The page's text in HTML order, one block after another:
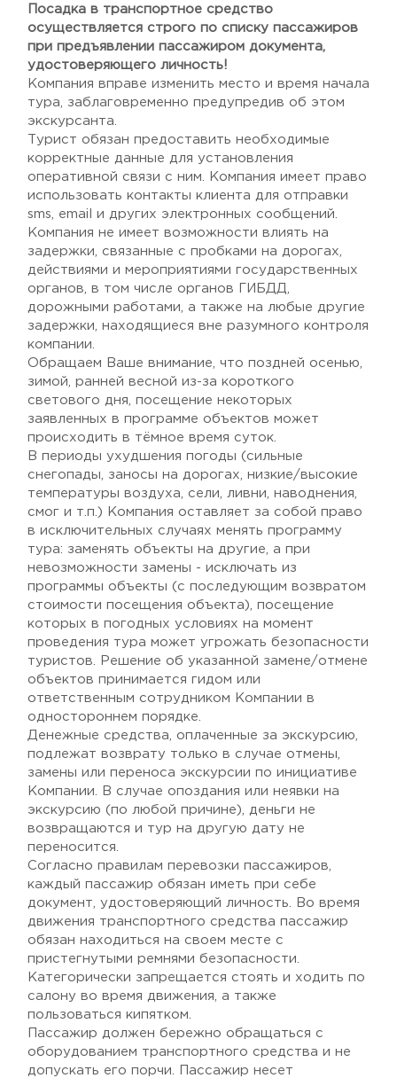
Посадка в транспортное средство
осуществляется строго по списку пассажиров
при предъявлении пассажиром документа,
удостоверяющего личность!
Компания вправе изменить место и время начала
тура, заблаговременно предупредив об этом
экскурсанта.
Турист обязан предоставить необходимые
корректные данные для установления
оперативной связи с ним. Компания имеет право
использовать контакты клиента для отправки
sms, email и других электронных сообщений.
Компания не имеет возможности влиять на
задержки, связанные с пробками на дорогах,
действиями и мероприятиями государственных
органов, в том числе органов ГИБДД,
дорожными работами, а также на любые другие
задержки, находящиеся вне разумного контроля
компании.
Обращаем Ваше внимание, что поздней осенью,
зимой, ранней весной из-за короткого
светового дня, посещение некоторых
заявленных в программе объектов может
происходить в тёмное время суток.
В периоды ухудшения погоды (сильные
снегопады, заносы на дорогах, низкие/высокие
температуры воздуха, сели, ливни, наводнения,
смог и т.п.) Компания оставляет за собой право
в исключительных случаях менять программу
тура: заменять объекты на другие, а при
невозможности замены - исключать из
программы объекты (с последующим возвратом
стоимости посещения объекта), посещение
которых в погодных условиях на момент
проведения тура может угрожать безопасности
туристов. Решение об указанной замене/отмене
объектов принимается гидом или
ответственным сотрудником Компании в
одностороннем порядке.
Денежные средства, оплаченные за экскурсию,
подлежат возврату только в случае отмены,
замены или переноса экскурсии по инициативе
Компании. В случае опоздания или неявки на
экскурсию (по любой причине), деньги не
возвращаются и тур на другую дату не
переносится.
Согласно правилам перевозки пассажиров,
каждый пассажир обязан иметь при себе
документ, удостоверяющий личность. Во время
движения транспортного средства пассажир
обязан находиться на своем месте с
пристегнутыми ремнями безопасности.
Категорически запрещается стоять и ходить по
салону во время движения, а также
пользоваться кипятком.
Пассажир должен бережно обращаться с
оборудованием транспортного средства и не
допускать его порчи. Пассажир несет